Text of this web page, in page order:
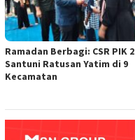
Ramadan Berbagi: CSR PIK 2
Santuni Ratusan Yatim di 9
Kecamatan